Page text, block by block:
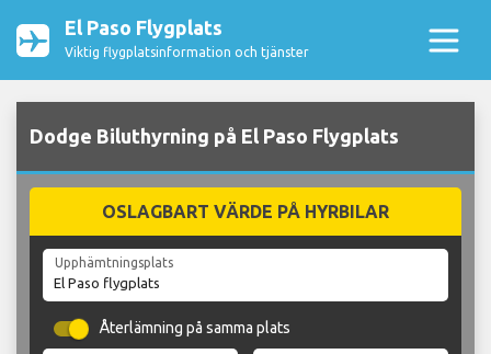
El Paso Flygplats
Viktig flygplatsinformation och tjänster
Dodge Biluthyrning på El Paso Flygplats
OSLAGBART VÄRDE PÅ HYRBILAR
Upphämtningsplats
Återlämning på samma plats